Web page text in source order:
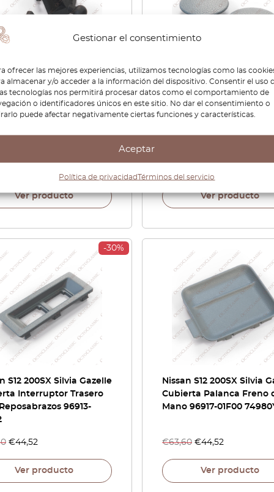
Gestionar el consentimiento
ofrecer las mejores experiencias, utilizamos tecnologías como las
almacenar y/o acceder a la información del dispositivo. Consentir el uso
tecnologías nos permitirá procesar datos como el comportamiento de
o identificadores únicos en este sitio. No dar el consentimiento o
puede afectar negativamente ciertas funciones y características.
Aceptar
Política de privacidadTérminos del servicio
S12 200SX Silvia Gazelle
310 Ganchos para
de bandeja trasera
Ver producto
Nissan S12 200SX Silvia
Cubierta de Recorte de
Maletero Juego de 2
Ver producto
-30%
S12 200SX Silvia Gazelle
Interruptor Trasero
96913-
€44,52
Ver producto
Nissan S12 200SX Silvia
Cubierta Palanca Freno
Mano 96917-01F00
€63,60 €44,52
Ver producto